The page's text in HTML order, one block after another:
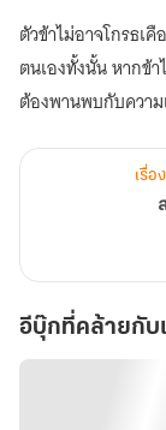
ตัวข้าไม่อาจโกรธเ
ตนเองทั้งนั้น หากข้
ต้องพานพบกับความ
เรื่อ
อีบุ๊กที่คล้ายกับ